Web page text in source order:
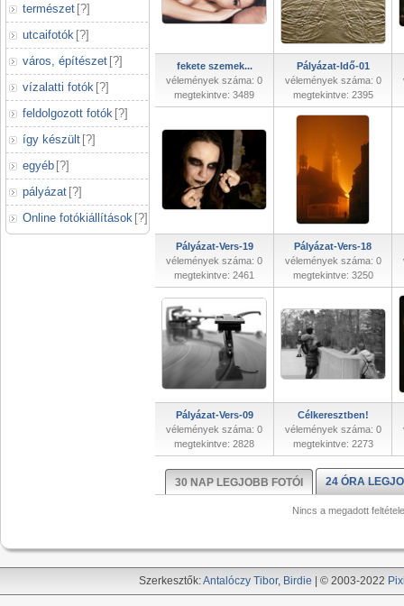
természet [?]
utcaifotók [?]
város, építészet [?]
vízalatti fotók [?]
feldolgozott fotók [?]
így készült [?]
egyéb [?]
pályázat [?]
Online fotókiállítások [?]
fekete szemek...
vélemények száma: 0
megtekintve: 3489
Pályázat-Idő-01
vélemények száma: 0
megtekintve: 2395
Pályázat-Vers-19
vélemények száma: 0
megtekintve: 2461
Pályázat-Vers-18
vélemények száma: 0
megtekintve: 3250
Pályázat-Vers-09
vélemények száma: 0
megtekintve: 2828
Célkeresztben!
vélemények száma: 0
megtekintve: 2273
30 NAP LEGJOBB FOTÓI 24 ÓRA
Nincs a megadott
Szerkesztők:Antalóczy Tibor, Birdie | © 2003-2022